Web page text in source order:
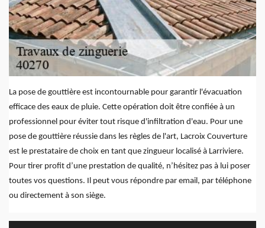
La pose de gouttière est incontournable pour garantir l'évacuation
efficace des eaux de pluie. Cette opération doit être confiée à un
professionnel pour éviter tout risque d'infiltration d'eau. Pour une
pose de gouttière réussie dans les règles de l'art, Lacroix Couverture
est le prestataire de choix en tant que zingueur localisé à Larriviere.
Pour tirer profit d’une prestation de qualité, n’hésitez pas à lui poser
toutes vos questions. Il peut vous répondre par email, par téléphone
ou directement à son siège.